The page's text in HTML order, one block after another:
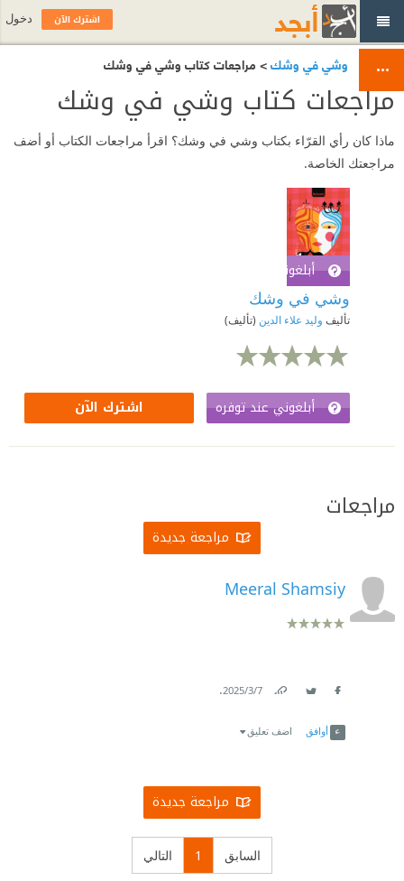
وشي في وشك> مراجعات كتاب وشي في وشك
مراجعات كتاب وشي في وشك
ماذا كان رأي القرّاء بكتاب وشي في وشك؟ اقرأ مراجعات الكتاب أو أضف
مراجعتك الخاصة.
أبلغوني عند توفره
وشي في وشك
تأليف وليد علاء الدين (تأليف)
أبلغوني عند توفره اشترك الآن
مراجعات
مراجعة جديدة
Meeral Shamsiy
7‏/3‏/2025
.
أوافق اضف تعليق
مراجعة جديدة
السابق 1 التالي
اشترك الآن دخول